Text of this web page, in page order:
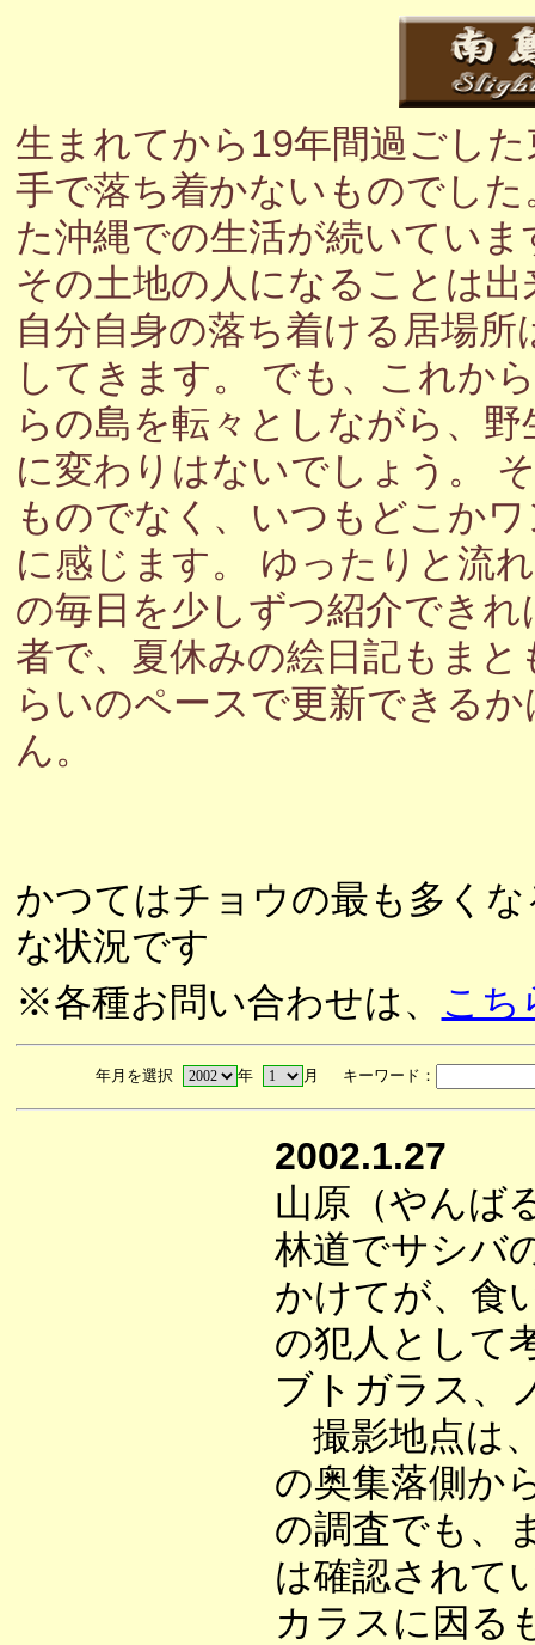
生まれてから19年間過ごし
手で落ち着かないものでし
た沖縄での生活が続いてい
その土地の人になることは
自分自身の落ち着ける居場
してきます。 でも、これか
らの島を転々としながら、
に変わりはないでしょう。
ものでなく、いつもどこか
に感じます。 ゆったりと流
の毎日を少しずつ紹介でき
者で、夏休みの絵日記もま
らいのペースで更新できる
ん。
かつてはチョウの最も多く
な状況です
※各種お問い合わせは、 こち
年月を選択 年 月 キーワード：
2002.1.27
山原（やんば
林道でサシバ
かけてが、食
の犯人として
ブトガラス、
撮影地点は
の奥集落側か
の調査でも、
は確認されて
カラスに因る